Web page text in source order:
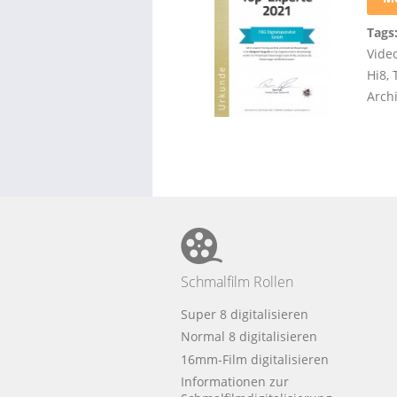
Hi8,
Schmalfilm Rollen
Super 8 digitalisieren
Normal 8 digitalisieren
16mm-Film digitalisieren
Informationen zur